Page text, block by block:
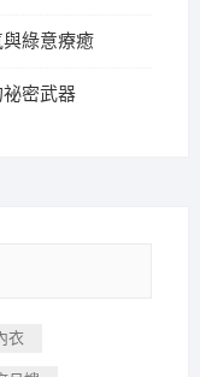
綠意療癒
密武器
衣